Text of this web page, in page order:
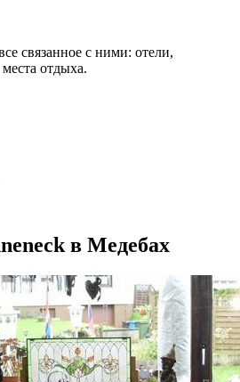
связанное с ними: отели,
отдыха.
в Медебах